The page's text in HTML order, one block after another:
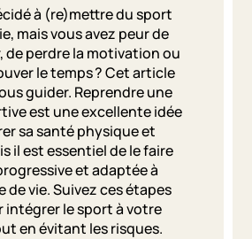
à (re)mettre du sport
mais vous avez peur de
de perdre la motivation ou
le temps ? Cet article
guider. Reprendre une
est une excellente idée
sa santé physique et
il est essentiel de le faire
et adaptée à
vie. Suivez ces étapes
intégrer le sport à votre
en évitant les risques.